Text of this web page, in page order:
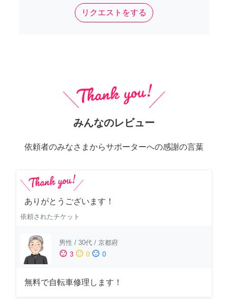
リクエストをする
みんなのレビュー
依頼者のみなさまからサポーターへの感謝の言葉
ありがとうございます！
依頼されたチケット
男性 / 30代 / 京都府
sentiment_satisfied 3 sentiment_neutral 0 sentiment_dissatisfied 0
無料で自転車修理します！